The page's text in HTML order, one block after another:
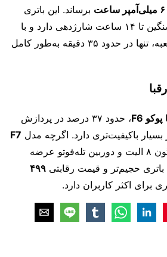
ساعت
برساند. این باتری
حجیم در استفاده‌های سنگین تا ۱۴ ساعت شارژدهی دارد و با
داخل جعبه، تنها در حدود ۳۵ دقیقه به‌طور کامل
پوکو F6
، حدود ۳۷ درصد در پردازش
باکیفیت‌تری دارد. اگرچه مدل F7
با تراشه اسنپدراگون ۸ الیت و دوربین تله‌فوتو عرضه
باتری حجیم‌تر و قیمت رقابتی ۴۹۹
برای اکثر کاربران دارد.